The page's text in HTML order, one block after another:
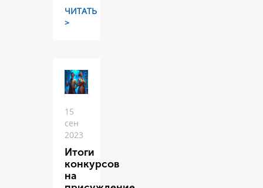
ЧИТАТЬ
>
15
сен
2023
Итоги
конкурсов
на